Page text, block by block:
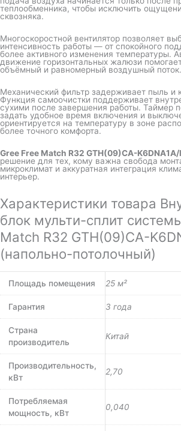
теплообменника, чтобы исключить
сквозняка.
Многоскоростной вентилятор позволяет
интенсивность работы — от спокойного
более активного изменения температуры.
движение горизонтальных жалюзи
объёмный и равномерный воздушный поток.
Механический фильтр задерживает пыль и
Функция самоочистки поддерживает
сухими после завершения работы. Таймер
задать удобное время включения и
ориентируется на температуру в зоне
более точного комфорта.
Gree Free Match R32 GTH(09)CA-K6DNA1A/I
решение для тех, кому важна свобода
микроклимат и аккуратная интеграция
интерьер.
Характеристики товара
блок мульти-сплит
Match R32 GTH(09)CA-
(напольно-потолочный)
Площадь помещения 25 м²
Гарантия 3 года
Страна
производитель
Китай
Производительность,
кВт
2,70
Потребляемая
мощность, кВт
0,040